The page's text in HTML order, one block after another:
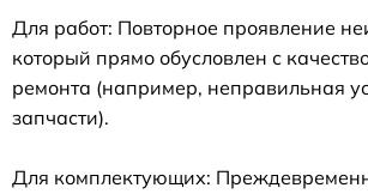
Для работ: Повторное проявление
который прямо обусловлен с
ремонта (например, неправильная
запчасти).
Для комплектующих: